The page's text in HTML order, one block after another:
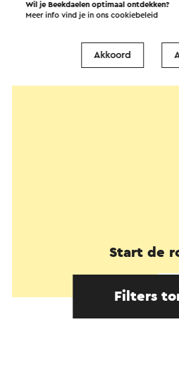
Start de
Filters
Wil je Beekdaelen optimaal ontdekken?
Meer info vind je in onscookiebeleid
Akkoord